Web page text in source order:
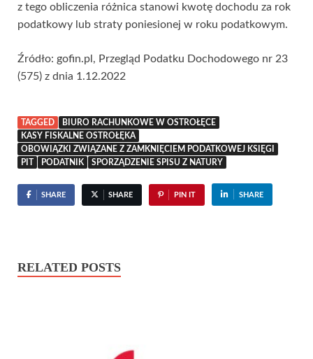
z tego obliczenia różnica stanowi kwotę dochodu za rok
podatkowy lub straty poniesionej w roku podatkowym.
Źródło: gofin.pl, Przegląd Podatku Dochodowego nr 23
(575) z dnia 1.12.2022
TAGGED
BIURO RACHUNKOWE W OSTROŁĘCE
KASY FISKALNE OSTROŁĘKA
OBOWIĄZKI ZWIĄZANE Z ZAMKNIĘCIEM PODATKOWEJ KSIĘGI
PIT
PODATNIK SPORZĄDZENIE SPISU Z NATURY
SHARE SHARE PIN IT SHARE
RELATED POSTS